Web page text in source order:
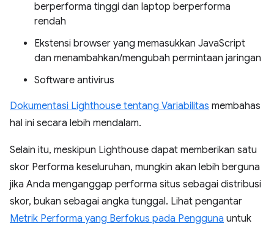
berperforma tinggi dan laptop berperforma
rendah
Ekstensi browser yang memasukkan JavaScript
dan menambahkan/mengubah permintaan jaringan
Software antivirus
Dokumentasi Lighthouse tentang Variabilitas membahas
hal ini secara lebih mendalam.
Selain itu, meskipun Lighthouse dapat memberikan satu
skor Performa keseluruhan, mungkin akan lebih berguna
jika Anda menganggap performa situs sebagai distribusi
skor, bukan sebagai angka tunggal. Lihat pengantar
Metrik Performa yang Berfokus pada Pengguna untuk